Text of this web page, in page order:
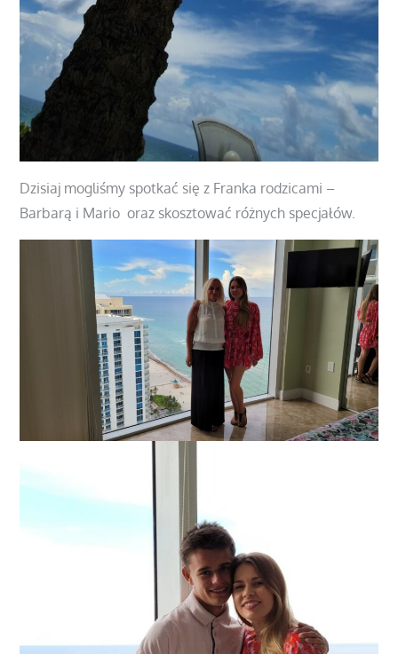
Dzisiaj mogliśmy spotkać się z Franka rodzicami –
Barbarą i Mario oraz skosztować różnych specjałów.